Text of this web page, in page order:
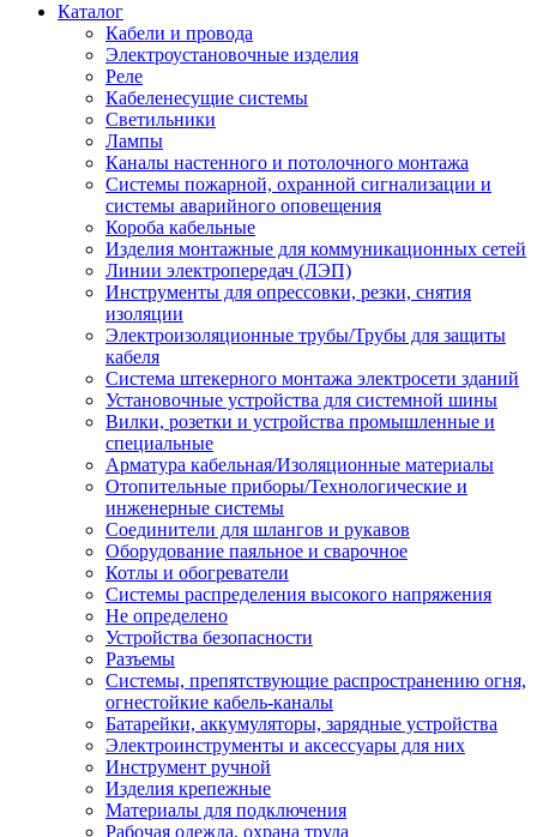
Каталог
Кабели и провода
Электроустановочные изделия
Реле
Кабеленесущие системы
Светильники
Лампы
Каналы настенного и потолочного монтажа
Системы пожарной, охранной сигнализации и
системы аварийного оповещения
Короба кабельные
Изделия монтажные для коммуникационных сетей
Линии электропередач (ЛЭП)
Инструменты для опрессовки, резки, снятия
изоляции
Электроизоляционные трубы/Трубы для защиты
кабеля
Система штекерного монтажа электросети зданий
Установочные устройства для системной шины
Вилки, розетки и устройства промышленные и
специальные
Арматура кабельная/Изоляционные материалы
Отопительные приборы/Технологические и
инженерные системы
Соединители для шлангов и рукавов
Оборудование паяльное и сварочное
Котлы и обогреватели
Системы распределения высокого напряжения
Не определено
Устройства безопасности
Разъемы
Системы, препятствующие распространению огня,
огнестойкие кабель-каналы
Батарейки, аккумуляторы, зарядные устройства
Электроинструменты и аксессуары для них
Инструмент ручной
Изделия крепежные
Материалы для подключения
Рабочая одежда, охрана труда